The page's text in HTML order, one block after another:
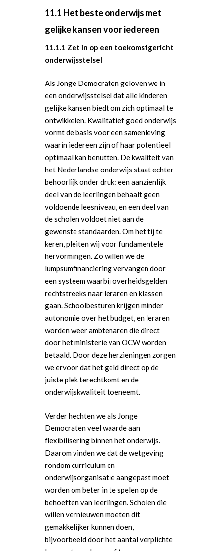
11.1 Het beste onderwijs met
gelijke kansen voor iedereen
11.1.1 Zet in op een toekomstgericht
onderwijsstelsel
Als Jonge Democraten geloven we in
een onderwijsstelsel dat alle kinderen
gelijke kansen biedt om zich optimaal te
ontwikkelen. Kwalitatief goed onderwijs
vormt de basis voor een samenleving
waarin iedereen zijn of haar potentieel
optimaal kan benutten. De kwaliteit van
het Nederlandse onderwijs staat echter
behoorlijk onder druk: een aanzienlijk
deel van de leerlingen behaalt geen
voldoende leesniveau, en een deel van
de scholen voldoet niet aan de
gewenste standaarden. Om het tij te
keren, pleiten wij voor fundamentele
hervormingen. Zo willen we de
lumpsumfinanciering vervangen door
een systeem waarbij overheidsgelden
rechtstreeks naar leraren en klassen
gaan. Schoolbesturen krijgen minder
autonomie over het budget, en leraren
worden weer ambtenaren die direct
door het ministerie van OCW worden
betaald. Door deze herzieningen zorgen
we ervoor dat het geld direct op de
juiste plek terechtkomt en de
onderwijskwaliteit toeneemt.
Verder hechten we als Jonge
Democraten veel waarde aan
flexibilisering binnen het onderwijs.
Daarom vinden we dat de wetgeving
rondom curriculum en
onderwijsorganisatie aangepast moet
worden om beter in te spelen op de
behoeften van leerlingen. Scholen die
willen vernieuwen moeten dit
gemakkelijker kunnen doen,
bijvoorbeeld door het aantal verplichte